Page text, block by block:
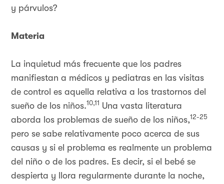
y párvulos?
Materia
La inquietud más frecuente que los padres
manifiestan a médicos y pediatras en las visitas
de control es aquella relativa a los trastornos del
sueño de los niños.10,11 Una vasta literatura
aborda los problemas de sueño de los niños,12-25
pero se sabe relativamente poco acerca de sus
causas y si el problema es realmente un problema
del niño o de los padres. Es decir, si el bebé se
despierta y llora regularmente durante la noche,